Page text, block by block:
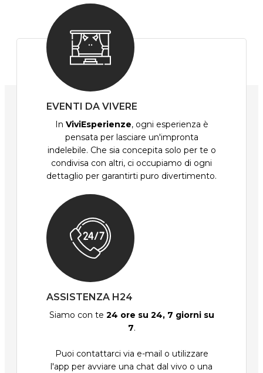
EVENTI DA VIVERE
In ViviEsperienze, ogni esperienza è
pensata per lasciare un'impronta
indelebile. Che sia concepita solo per te o
condivisa con altri, ci occupiamo di ogni
dettaglio per garantirti puro divertimento.
ASSISTENZA H24
Siamo con te 24 ore su 24, 7 giorni su
7.
Puoi contattarci via e-mail o utilizzare
l'app per avviare una chat dal vivo o una